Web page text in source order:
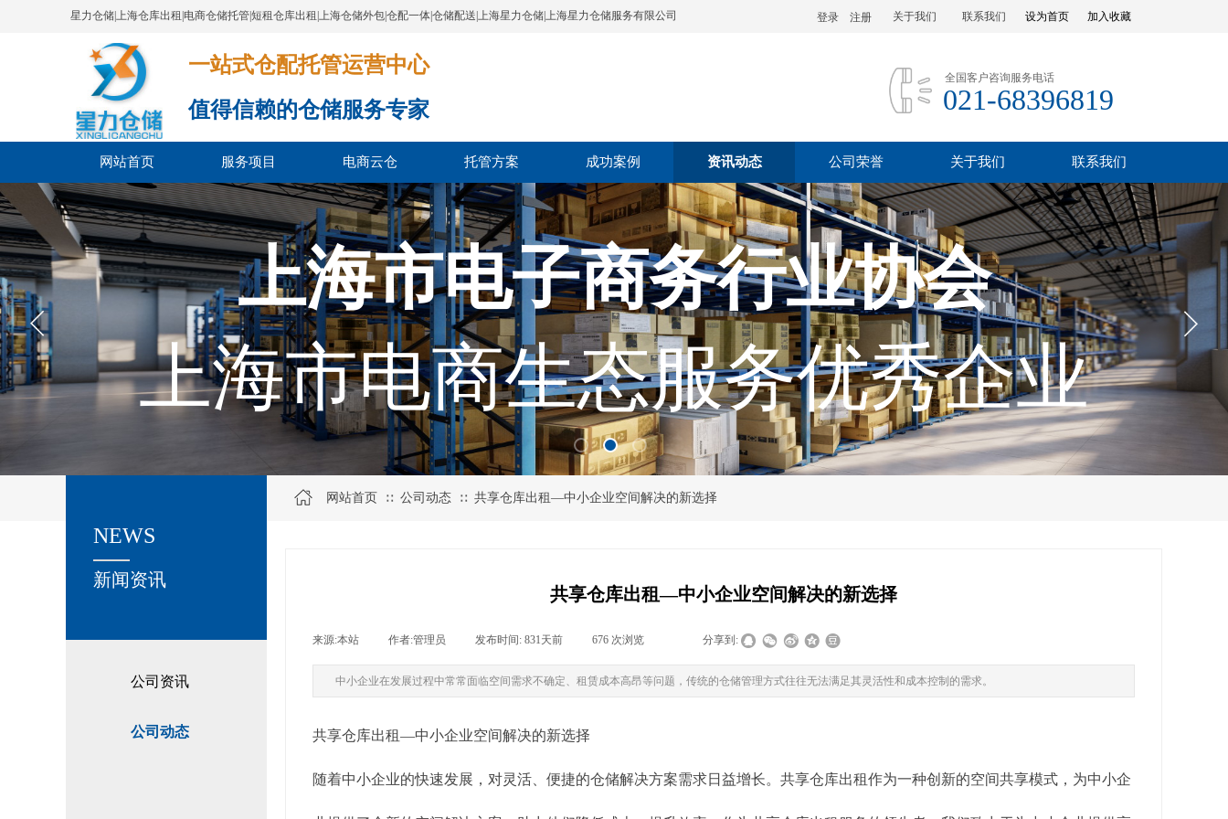
星力仓储|上海仓库出租|电商仓储托管|短租仓库出租|上海仓储外包|仓配一体|仓储配送|上海星力仓储|上海星力仓储服务有限公司 设为首页 加入收藏
登录 注册 联系我们
关于我们
一站式仓配托管运营中心​​​​​​​​​​​​​​​​​
值得信赖的仓储服务专家
全国客户咨询服务电话
021-68396819
网站首页 服务项目 电商云仓 托管方案 成功案例 资讯动态 公司荣誉 关于我们 联系我们
上海市电子商务行业协会
上海市电商生态服务优秀企业
公司资讯
公司动态
关于我们
新闻资讯
NEWS
网站首页 ∷ 公司动态 ∷ 共享仓库出租—中小企业空间解决的新选择
共享仓库出租—中小企业空间解决的新选择
来源:本站 作者:管理员 发布时间: 831天前 676 次浏览 分享到:
中小企业在发展过程中常常面临空间需求不确定、租赁成本高昂等问题，传统的仓储管理方式往往无法满足其灵活性和成本控制的需求。
共享仓库出租—中小企业空间解决的新选择
随着中小企业的快速发展，对灵活、便捷的仓储解决方案需求日益增长。共享仓库出租作为一种创新的空间共享模式，为中小企